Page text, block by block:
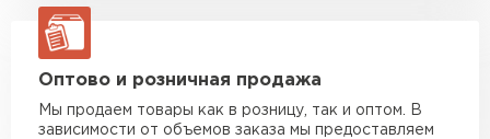
макс. длина груза 13,5 м
ЗАКАЗАТЬ С ДОСТАВКОЙ
Оптово и розничная продажа
Мы продаем товары как в розницу, так и оптом. В
зависимости от объемов заказа мы предоставляем